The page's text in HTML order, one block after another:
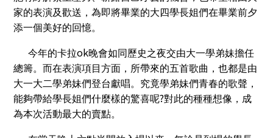
家的表演及歡送，為即將畢業的大四學長姐們在畢業前夕
添一個美好的回憶。
今年的卡拉ok晚會如同歷史之夜交由大一學弟妹擔任
總籌。而在表演項目方面，所帶來的五首歌曲，也都是由
大一大二學弟妹們登台獻唱。究竟學弟妹們青春的歌聲，
能夠帶給學長姐們什麼樣的驚喜呢?對此的種種想像，成
為本次活動最大的賣點。